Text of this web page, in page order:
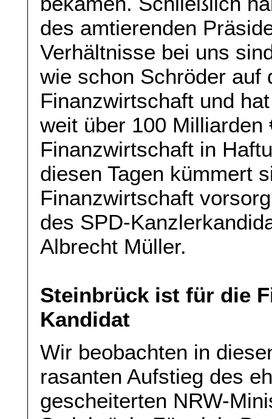
des amtierenden
Verhältnisse bei uns
wie schon Schröder auf
Finanzwirtschaft und
weit über 100 Milliarden
Finanzwirtschaft in
diesen Tagen kümmert
Finanzwirtschaft
des SPD-
Albrecht Müller.
Steinbrück ist für die
Kandidat
Wir beobachten in
rasanten Aufstieg des
gescheiterten NRW-